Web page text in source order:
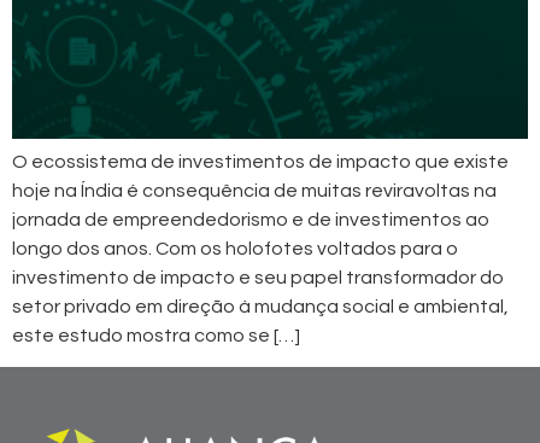
O ecossistema de investimentos de impacto que existe
hoje na Índia é consequência de muitas reviravoltas na
jornada de empreendedorismo e de investimentos ao
longo dos anos. Com os holofotes voltados para o
investimento de impacto e seu papel transformador do
setor privado em direção à mudança social e ambiental,
este estudo mostra como se […]